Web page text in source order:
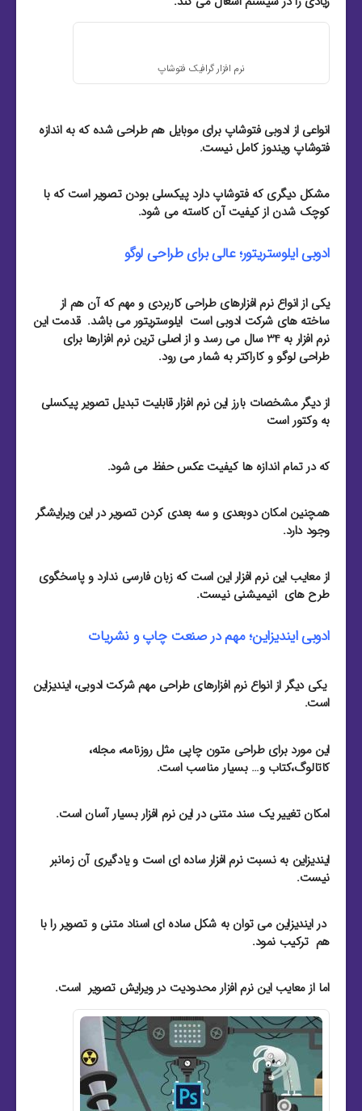
نرم افزار گرافیک فتوشاپ
انواعی از ادوبی فتوشاپ برای موبایل هم طراحی شده که به اندازه
فتوشاپ ویندوز کامل نیست.
مشکل دیگری که فتوشاپ دارد پیکسلی بودن تصویر است که با
کوچک شدن از کیفیت آن کاسته می شود.
ادوبی ایلوستریتور؛ عالی برای طراحی لوگو
یکی از انواع نرم افزارهای طراحی کاربردی و مهم که آن هم از
ساخته های شرکت ادوبی است ایلوستریتور می باشد. قدمت این
نرم افزار به 34 سال می رسد و از اصلی ترین نرم افزارها برای
طراحی لوگو و کاراکتر به شمار می رود.
از دیگر مشخصات بارز این نرم افزار قابلیت تبدیل تصویر پیکسلی
به وکتور است
که در تمام اندازه ها کیفیت عکس حفظ می شود.
همچنین امکان دوبعدی و سه بعدی کردن تصویر در این ویرایشگر
وجود دارد.
از معایب این نرم افزار این است که زبان فارسی ندارد و پاسخگوی
طرح های انیمیشنی نیست.
ادوبی ایندیزاین؛ مهم در صنعت چاپ و نشریات
یکی دیگر از انواع نرم افزارهای طراحی مهم شرکت ادوبی، ایندیزاین
است.
این مورد برای طراحی متون چاپی مثل روزنامه، مجله،
کاتالوگ،کتاب و… بسیار مناسب است.
امکان تغییر یک سند متنی در این نرم افزار بسیار آسان است.
ایندیزاین به نسبت نرم افزار ساده ای است و یادگیری آن زمانبر
نیست.
در ایندیزاین می توان به شکل ساده ای اسناد متنی و تصویر را با
هم ترکیب نمود.
اما از معایب این نرم افزار محدودیت در ویرایش تصویر است.